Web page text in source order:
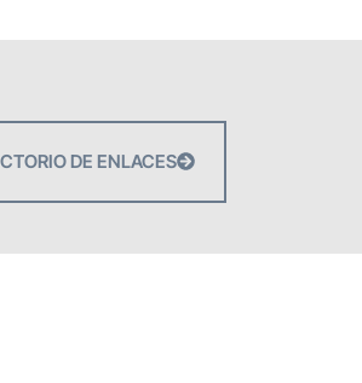
DE ENLACES